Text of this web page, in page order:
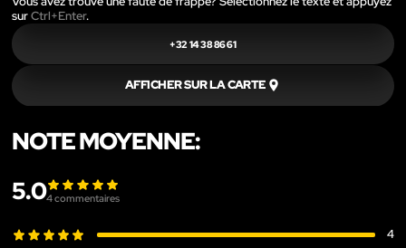
surCtrl+Enter.
+32 14 38 86 61
AFFICHER SUR LA CARTE
NOTE MOYENNE:
5.04commentaires
4